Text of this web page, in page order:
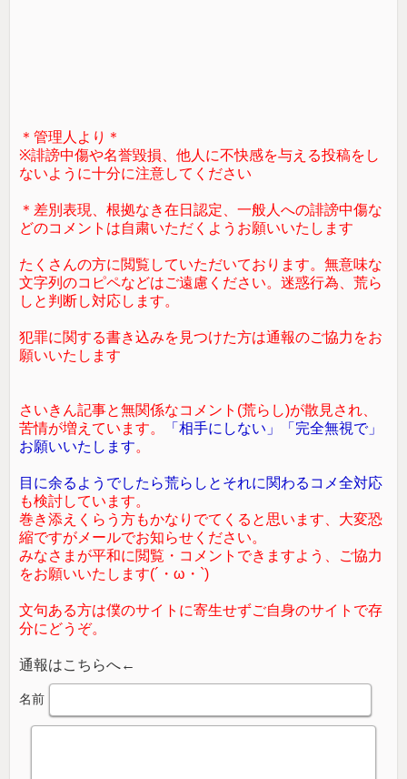
＊管理人より＊
※誹謗中傷や名誉毀損、他人に不快感を与える投稿をし
ないように十分に注意してください
＊差別表現、根拠なき在日認定、一般人への誹謗中傷な
どのコメントは自粛いただくようお願いいたします
たくさんの方に閲覧していただいております。無意味な
文字列のコピペなどはご遠慮ください。迷惑行為、荒ら
しと判断し対応します。
犯罪に関する書き込みを見つけた方は通報のご協力をお
願いいたします
さいきん記事と無関係なコメント(荒らし)が散見され、
苦情が増えています。
「相手にしない」「完全無視で」
お願いいたします。
目に余るようでしたら荒らしとそれに関わるコメ全対応
も検討しています。
巻き添えくらう方もかなりでてくると思います、大変恐
縮ですがメールでお知らせください。
みなさまが平和に閲覧・コメントできますよう、ご協力
をお願いいたします(´・ω・`)
文句ある方は僕のサイトに寄生せずご自身のサイトで存
分にどうぞ。
通報はこちらへ←
名前